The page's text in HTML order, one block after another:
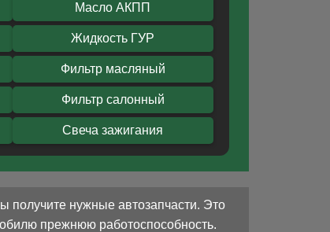
Масло АКПП
Жидкость ГУР
Фильтр масляный
Фильтр салонный
Свеча зажигания
получите нужные автозапчасти. Это
прежнюю работоспособность.